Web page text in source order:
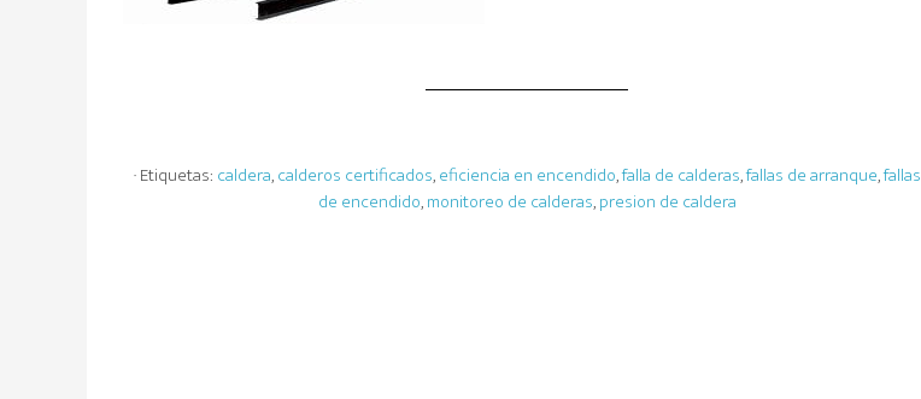
· Etiquetas: caldera,calderos certificados,eficiencia en encendido,falla de calderas,fallas de arranque,fallas
de encendido,monitoreo de calderas,presion de caldera